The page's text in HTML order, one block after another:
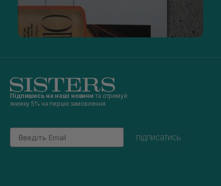
Підпишись на наші новини та отримуй
знижку 5% на перше замовлення
Email
підписатись